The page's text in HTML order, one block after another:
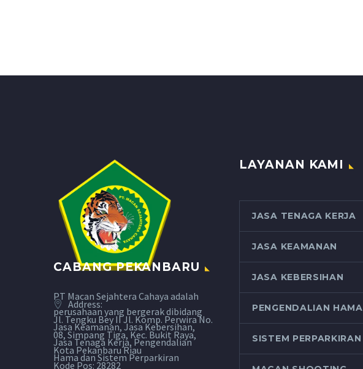
PT Macan Sejahtera Cahaya adalah
perusahaan yang bergerak dibidang
Jasa Keamanan, Jasa Kebersihan,
Jasa Tenaga Kerja, Pengendalian
Hama dan Sistem Perparkiran
LAYANAN KAMI
JASA TENAGA KERJA
JASA KEAMANAN
JASA KEBERSIHAN
PENGENDALIAN HAMA
SISTEM PERPARKIRAN
CABANG PEKANBARU
Address:
Jl. Tengku Bey II Jl. Komp. Perwira No.
08, Simpang Tiga, Kec. Bukit Raya,
Kota Pekanbaru Riau
Kode Pos: 28282